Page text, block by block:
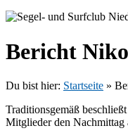
Bericht
Du bist hier: Startseite »
Traditionsgemäß
Mitglieder den Nachmittag